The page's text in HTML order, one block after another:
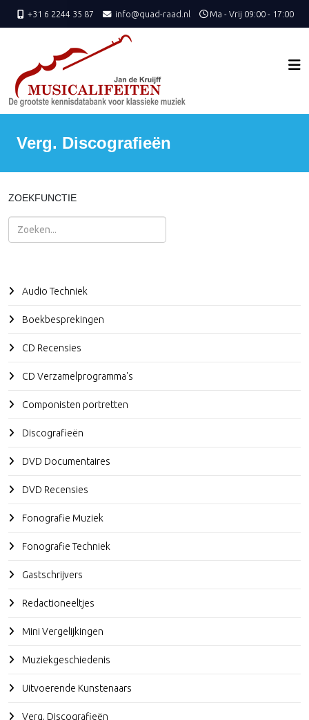
+31 6 2244 35 87 info@quad-raad.nl Ma - Vrij 09:00 - 17:00
Verg. Discografieën
ZOEKFUNCTIE
Zoeken
Audio Techniek
Boekbesprekingen
CD Recensies
CD Verzamelprogramma's
Componisten portretten
Discografieën
DVD Documentaires
DVD Recensies
Fonografie Muziek
Fonografie Techniek
Gastschrijvers
Redactioneeltjes
Mini Vergelijkingen
Muziekgeschiedenis
Uitvoerende Kunstenaars
Verg. Discografieën